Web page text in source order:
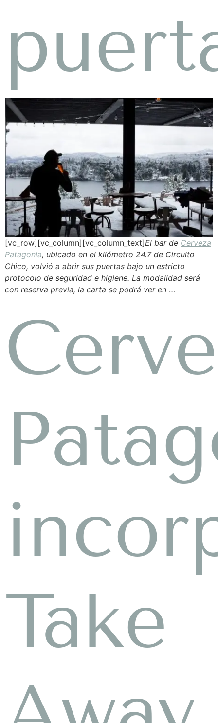
[vc_row][vc_column][vc_column_text]El bar de Cerveza
Patagonia, ubicado en el kilómetro 24.7 de Circuito
Chico, volvió a abrir sus puertas bajo un estricto
protocolo de seguridad e higiene. La modalidad será
con reserva previa, la carta se podrá ver en …
Take